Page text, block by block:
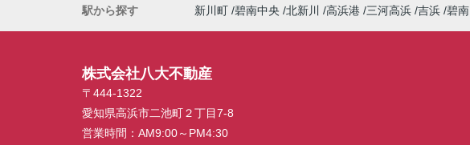
駅から探す
新川町 碧南中央 北新川 高浜港 三河高浜 吉浜 碧南
株式会社八大不動産
〒444-1322
愛知県高浜市二池町２丁目7-8
営業時間： AM9:00～PM4:30